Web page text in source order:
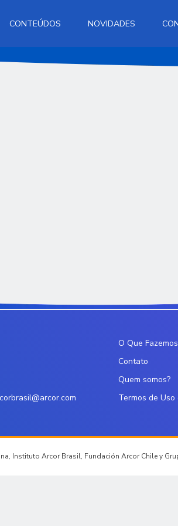
CONTEÚDOS NOVIDADES
O Que Fazemos
Contato
Quem somos?
Termos de Uso
Instituto Arcor Brasil, Fundación Arcor Chile y